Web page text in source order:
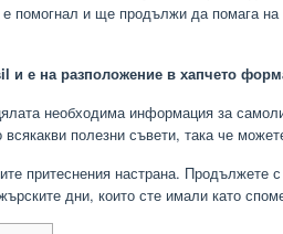
помогнал и ще продължи да помага на
и е на разположение в хапчето
необходима информация за
полезни съвети, така че
притеснения настрана.
дни, които сте имали като